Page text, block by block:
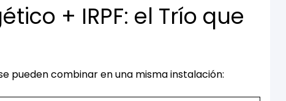
+ IRPF: el Trío que
pueden combinar en una misma instalación: